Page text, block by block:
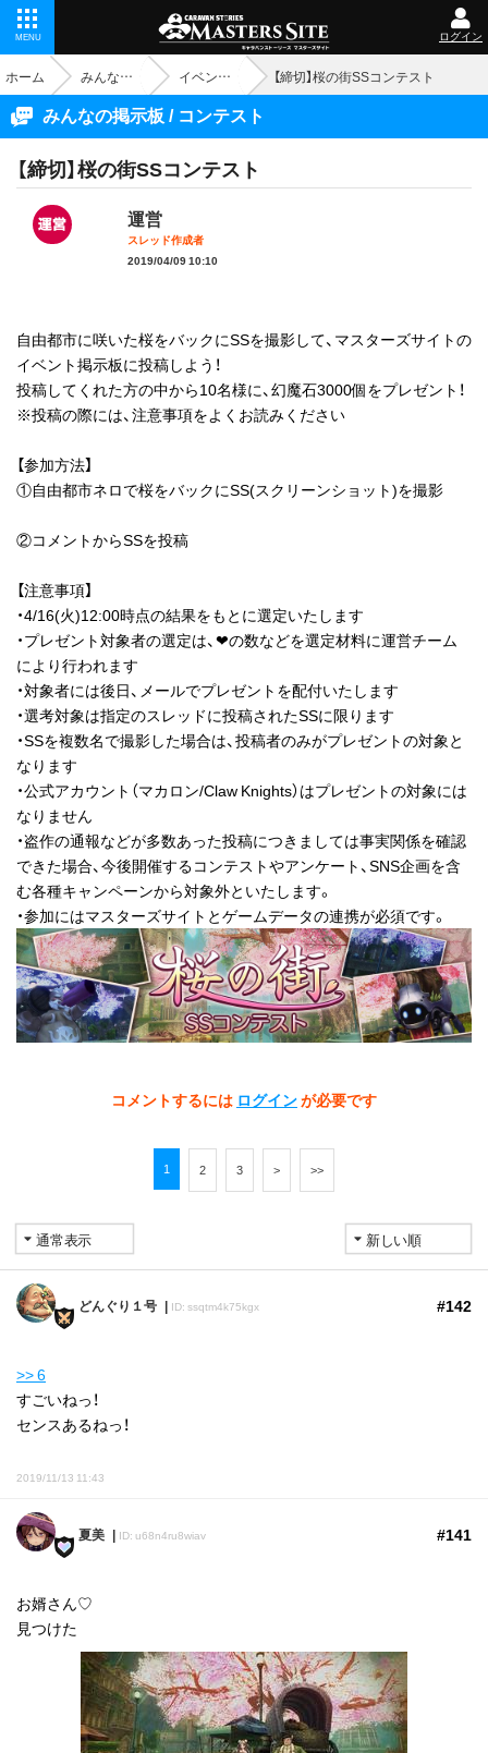
MENU ログイン
ホーム みんなの掲示板 イベント - コンテスト 【締切】桜の街SSコンテスト
みんなの掲示板 / コンテスト
【締切】桜の街SSコンテスト
運営
スレッド作成者
2019/04/09 10:10
自由都市に咲いた桜をバックにSSを撮影して、マスターズサイトの
イベント掲示板に投稿しよう！
投稿してくれた方の中から10名様に、幻魔石3000個をプレゼント！
※投稿の際には、注意事項をよくお読みください
【参加方法】
①自由都市ネロで桜をバックにSS(スクリーンショット)を撮影
②コメントからSSを投稿
【注意事項】
・4/16(火)12:00時点の結果をもとに選定いたします
・プレゼント対象者の選定は、❤の数などを選定材料に運営チーム
により行われます
・対象者には後日、メールでプレゼントを配付いたします
・選考対象は指定のスレッドに投稿されたSSに限ります
・SSを複数名で撮影した場合は、投稿者のみがプレゼントの対象と
なります
・公式アカウント（マカロン/Claw Knights）はプレゼントの対象には
なりません
・盗作の通報などが多数あった投稿につきましては事実関係を確認
できた場合、今後開催するコンテストやアンケート、SNS企画を含
む各種キャンペーンから対象外といたします。
・参加にはマスターズサイトとゲームデータの連携が必須です。
コメントするには ログインが必要です
1 2 3 > >>
どんぐり１号 ID: ssqtm4k75kgx #142
>> 6
すごいねっ！
センスあるねっ！
2019/11/13 11:43
夏美 ID: u68n4ru8wiav #141
お婿さん♡
見つけた